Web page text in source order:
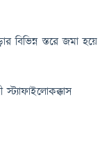
বিভিন্ন স্তরে জমা হয়ে